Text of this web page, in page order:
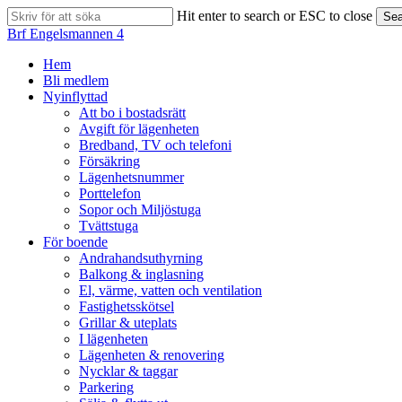
Skip
to
content
Hit enter to search or ESC to close
Close
Brf Engelsmannen 4
search
Menu
Hem
Bli medlem
Nyinflyttad
Att bo i bostadsrätt
Avgift för lägenheten
Bredband, TV och telefoni
Försäkring
Lägenhetsnummer
Porttelefon
Sopor och Miljöstuga
Tvättstuga
För boende
Andrahandsuthyrning
Balkong & inglasning
El, värme, vatten och ventilation
Fastighetsskötsel
Grillar & uteplats
I lägenheten
Lägenheten & renovering
Nycklar & taggar
Parkering